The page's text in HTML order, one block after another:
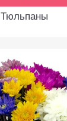
Тюльпаны